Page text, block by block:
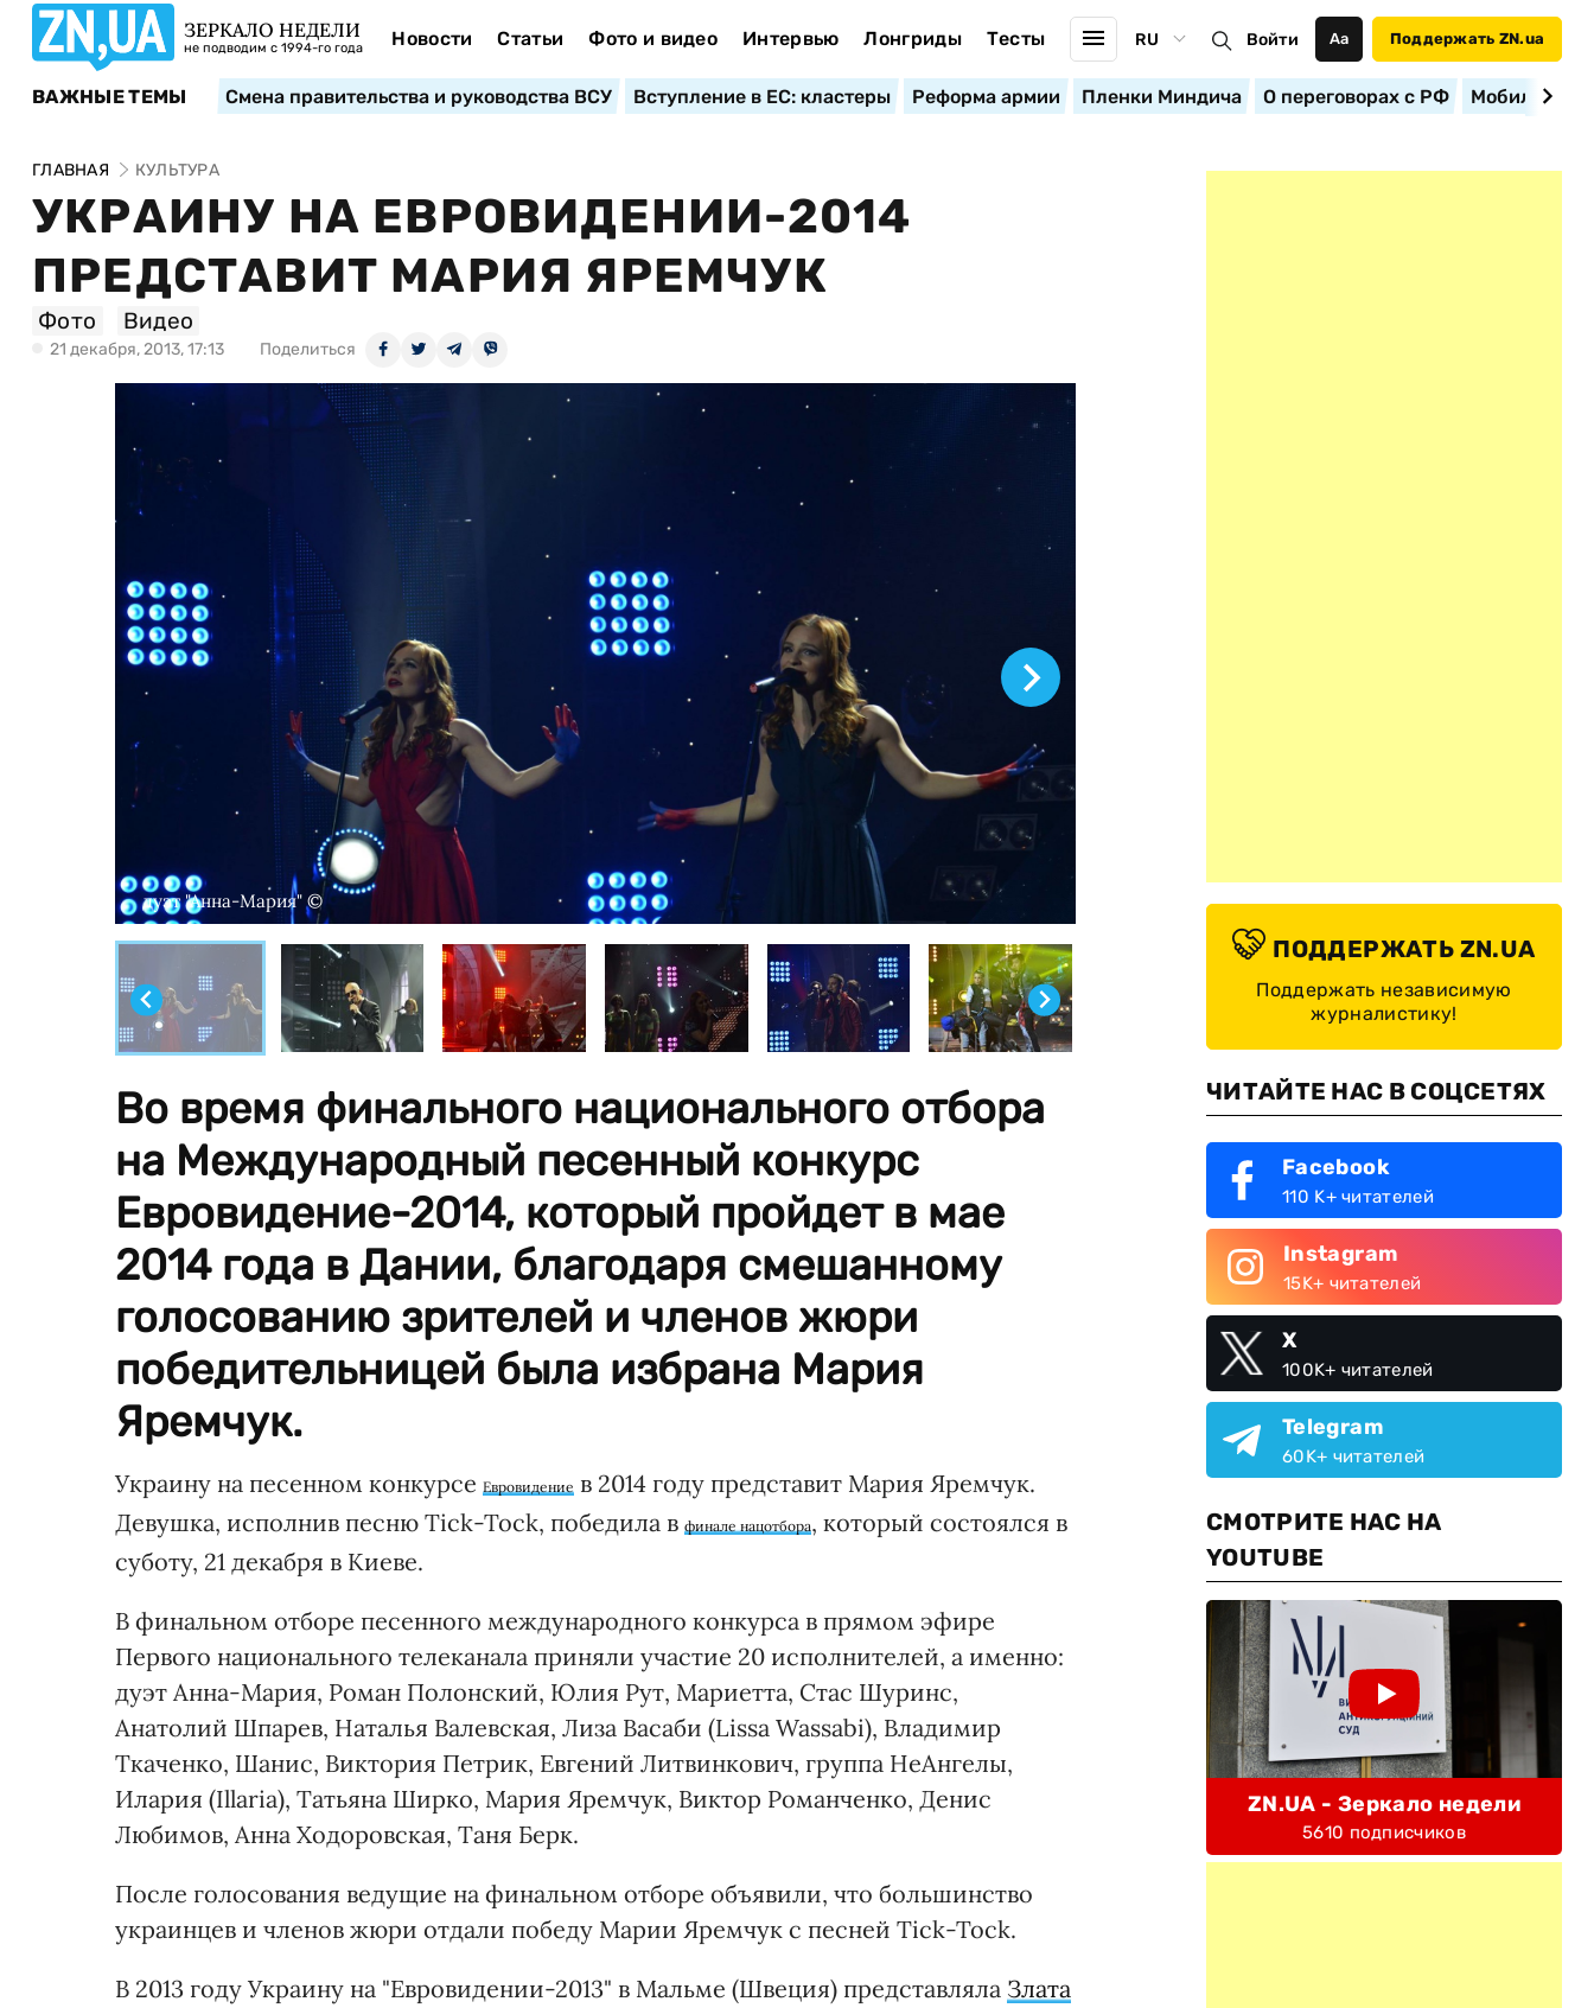
ЗЕРКАЛО НЕДЕЛИ
не подводим с 1994-го года Новости Статьи Фото и видео Интервью Лонгриды Тесты RU Войти Аа Поддержать ZN.ua
ВАЖНЫЕ ТЕМЫ Смена правительства и руководства ВСУ Вступление в ЕС: кластеры Реформа армии Пленки Миндича О переговорах с РФ
ГЛАВНАЯ КУЛЬТУРА
УКРАИНУ НА ЕВРОВИДЕНИИ-2014
ПРЕДСТАВИТ МАРИЯ ЯРЕМЧУК
Фото Видео
21 декабря, 2013, 17:13 Поделиться
дуэт "Анна-Мария" © Роман Полонский ©
Во время финального национального отбора
на Международный песенный конкурс
Евровидение-2014, который пройдет в мае
2014 года в Дании, благодаря смешанному
голосованию зрителей и членов жюри
победительницей была избрана Мария
Яремчук.
Украину на песенном конкурсе Евровидение в 2014 году представит Мария Яремчук.
Девушка, исполнив песню Tick-Tock, победила в финале нацотбора, который состоялся в
суботу, 21 декабря в Киеве.
В финальном отборе песенного международного конкурса в прямом эфире
Первого национального телеканала приняли участие 20 исполнителей, а именно:
дуэт Анна-Мария, Роман Полонский, Юлия Рут, Мариетта, Стас Шуринс,
Анатолий Шпарев, Наталья Валевская, Лиза Васаби (Lissa Wassabi), Владимир
Ткаченко, Шанис, Виктория Петрик, Евгений Литвинкович, группа НеАнгелы,
Илария (Illaria), Татьяна Ширко, Мария Яремчук, Виктор Романченко, Денис
Любимов, Анна Ходоровская, Таня Берк.
После голосования ведущие на финальном отборе объявили, что большинство
украинцев и членов жюри отдали победу Марии Яремчук с песней Tick-Tock.
В 2013 году Украину на "Евровидении-2013" в Мальме (Швеция) представляла Злата
ПОДДЕРЖАТЬ ZN.UA
Поддержать независимую
журналистику!
ЧИТАЙТЕ НАС В СОЦСЕТЯХ
Facebook
110 K+ читателей
Instagram
15K+ читателей
X
100K+ читателей
Telegram
60K+ читателей
СМОТРИТЕ НАС НА
YOUTUBE
ZN.UA - Зеркало недели
5610 подписчиков